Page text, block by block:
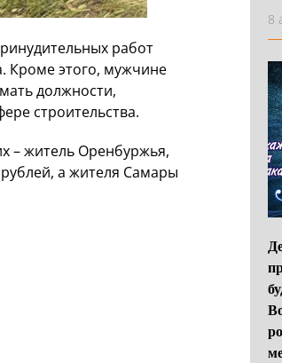
работ
Кроме этого, мужчине
должности,
строительства.
– житель Оренбуржья,
а жителя Самары
8